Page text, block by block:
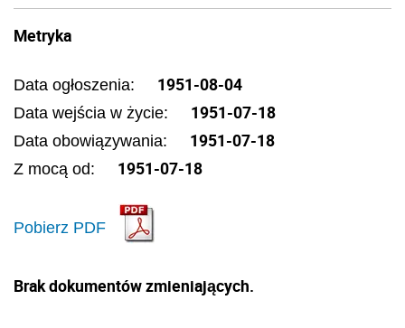
Metryka
Data ogłoszenia: 1951-08-04
Data wejścia w życie: 1951-07-18
Data obowiązywania: 1951-07-18
Z mocą od: 1951-07-18
Pobierz PDF
Brak dokumentów zmieniających.